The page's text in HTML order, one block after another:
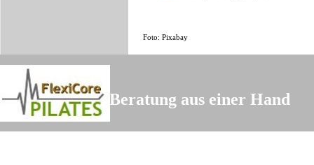
Foto: Pixabay
Bewegung und Beratung aus einer Hand